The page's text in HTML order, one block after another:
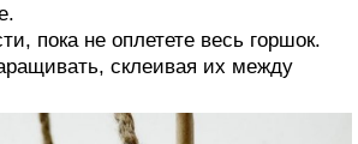
пока не оплетете весь горшок.
склеивая их между